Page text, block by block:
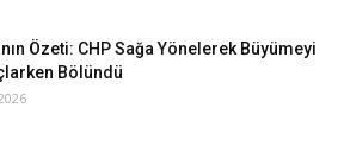
Özeti: CHP Sağa Yönelerek Büyümeyi
Bölündü